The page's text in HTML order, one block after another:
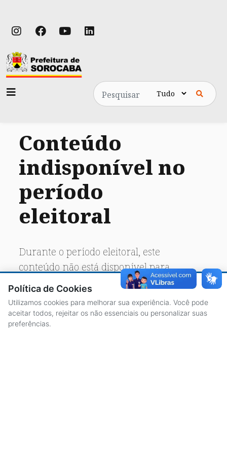
Pesquisa
Conteúdo
indisponível no
período
eleitoral
Durante o período eleitoral, este
conteúdo não está disponível para
acesso público.
Política de Cookies
Utilizamos cookies para melhorar sua experiência. Você pode
aceitar todos, rejeitar os não essenciais ou personalizar suas
preferências.